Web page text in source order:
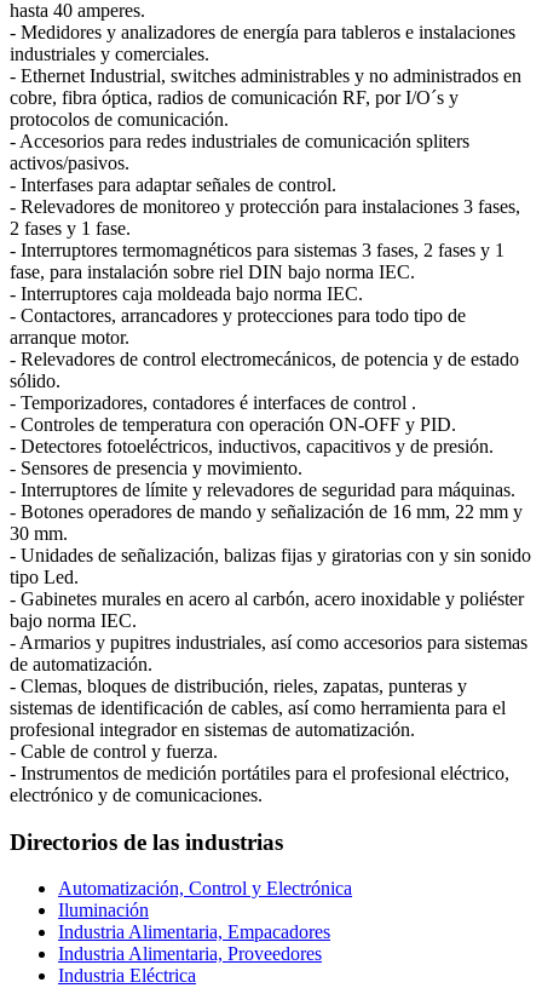
hasta 40 amperes.
- Medidores y analizadores de energía para tableros e instalaciones
industriales y comerciales.
- Ethernet Industrial, switches administrables y no administrados en
cobre, fibra óptica, radios de comunicación RF, por I/O´s y
protocolos de comunicación.
- Accesorios para redes industriales de comunicación spliters
activos/pasivos.
- Interfases para adaptar señales de control.
- Relevadores de monitoreo y protección para instalaciones 3 fases,
2 fases y 1 fase.
- Interruptores termomagnéticos para sistemas 3 fases, 2 fases y 1
fase, para instalación sobre riel DIN bajo norma IEC.
- Interruptores caja moldeada bajo norma IEC.
- Contactores, arrancadores y protecciones para todo tipo de
arranque motor.
- Relevadores de control electromecánicos, de potencia y de estado
sólido.
- Temporizadores, contadores é interfaces de control .
- Controles de temperatura con operación ON-OFF y PID.
- Detectores fotoeléctricos, inductivos, capacitivos y de presión.
- Sensores de presencia y movimiento.
- Interruptores de límite y relevadores de seguridad para máquinas.
- Botones operadores de mando y señalización de 16 mm, 22 mm y
30 mm.
- Unidades de señalización, balizas fijas y giratorias con y sin sonido
tipo Led.
- Gabinetes murales en acero al carbón, acero inoxidable y poliéster
bajo norma IEC.
- Armarios y pupitres industriales, así como accesorios para sistemas
de automatización.
- Clemas, bloques de distribución, rieles, zapatas, punteras y
sistemas de identificación de cables, así como herramienta para el
profesional integrador en sistemas de automatización.
- Cable de control y fuerza.
- Instrumentos de medición portátiles para el profesional eléctrico,
electrónico y de comunicaciones.
Directorios de las industrias
Automatización, Control y Electrónica
Iluminación
Industria Alimentaria, Empacadores
Industria Alimentaria, Proveedores
Industria Eléctrica